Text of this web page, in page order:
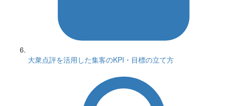
大衆点評を活用した集客のKPI・目標の立て方